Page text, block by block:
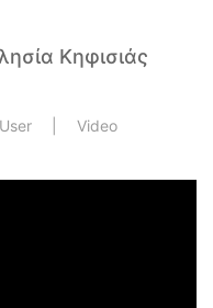
Κηφισιάς
| Video